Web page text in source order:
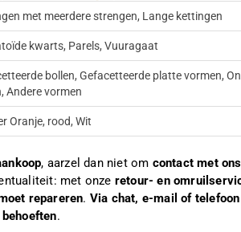
met meerdere strengen, Lange kettingen
kwarts, Parels, Vuuragaat
bollen, Gefacetteerde platte vormen,
Andere vormen
Oranje, rood, Wit
, aarzel dan niet om contact met
met onze retour- en
repareren. Via chat, e-mail of
.